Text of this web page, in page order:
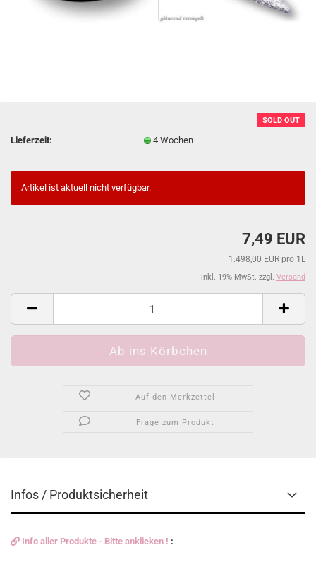
SOLD OUT
Lieferzeit: 4 Wochen
Artikel ist aktuell nicht verfügbar.
7,49 EUR
1.498,00 EUR pro 1L
inkl. 19% MwSt. zzgl. Versand
Auf den Merkzettel
Frage zum Produkt
Infos / Produktsicherheit
Info aller Produkte - Bitte anklicken ! :